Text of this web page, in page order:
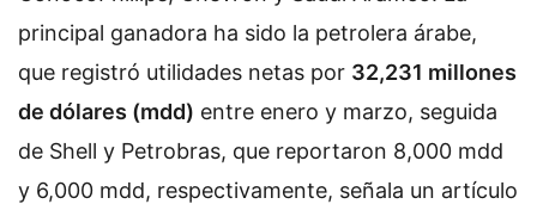
principal ganadora ha sido la petrolera árabe,
que registró utilidades netas por 32,231 millones
de dólares (mdd) entre enero y marzo, seguida
de Shell y Petrobras, que reportaron 8,000 mdd
y 6,000 mdd, respectivamente, señala un artículo